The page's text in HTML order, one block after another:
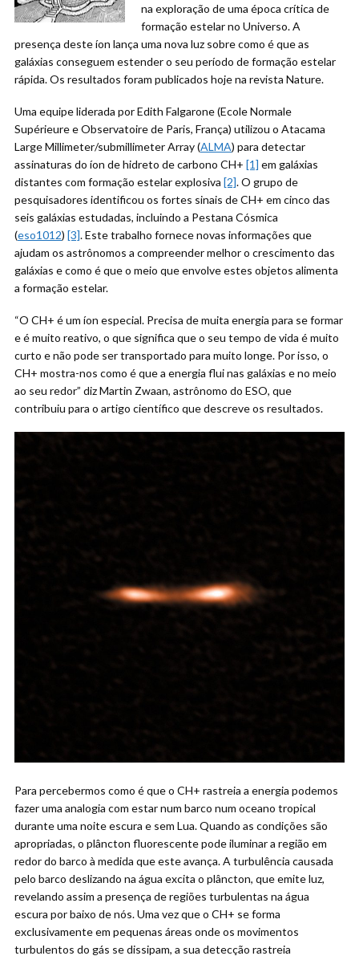
na exploração de uma época crítica de
formação estelar no Universo. A
presença deste íon lança uma nova luz sobre como é que as
galáxias conseguem estender o seu período de formação estelar
rápida. Os resultados foram publicados hoje na revista Nature.
Uma equipe liderada por Edith Falgarone (Ecole Normale
Supérieure e Observatoire de Paris, França) utilizou o Atacama
Large Millimeter/submillimeter Array (ALMA) para detectar
assinaturas do íon de hidreto de carbono CH+ [1] em galáxias
distantes com formação estelar explosiva [2]. O grupo de
pesquisadores identificou os fortes sinais de CH+ em cinco das
seis galáxias estudadas, incluindo a Pestana Cósmica
(eso1012) [3]. Este trabalho fornece novas informações que
ajudam os astrônomos a compreender melhor o crescimento das
galáxias e como é que o meio que envolve estes objetos alimenta
a formação estelar.
“O CH+ é um íon especial. Precisa de muita energia para se formar
e é muito reativo, o que significa que o seu tempo de vida é muito
curto e não pode ser transportado para muito longe. Por isso, o
CH+ mostra-nos como é que a energia flui nas galáxias e no meio
ao seu redor” diz Martin Zwaan, astrônomo do ESO, que
contribuiu para o artigo científico que descreve os resultados.
Para percebermos como é que o CH+ rastreia a energia podemos
fazer uma analogia com estar num barco num oceano tropical
durante uma noite escura e sem Lua. Quando as condições são
apropriadas, o plâncton fluorescente pode iluminar a região em
redor do barco à medida que este avança. A turbulência causada
pelo barco deslizando na água excita o plâncton, que emite luz,
revelando assim a presença de regiões turbulentas na água
escura por baixo de nós. Uma vez que o CH+ se forma
exclusivamente em pequenas áreas onde os movimentos
turbulentos do gás se dissipam, a sua detecção rastreia